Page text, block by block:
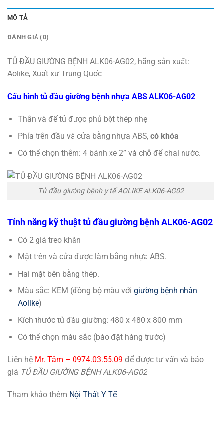
MÔ TẢ
ĐÁNH GIÁ (0)
TỦ ĐẦU GIƯỜNG BỆNH ALK06-AG02, hãng sản xuất:
Aolike, Xuất xứ Trung Quốc
Cấu hình tủ đầu giường bệnh nhựa ABS ALK06-AG02
Thân và đế tủ được phủ bột thép nhẹ
Phía trên đầu và cửa bằng nhựa ABS, có khóa
Có thể chọn thêm: 4 bánh xe 2” và chỗ để chai nước.
Tủ đầu giường bệnh y tế AOLIKE ALK06-AG02
Tính năng kỹ thuật tủ đầu giường bệnh ALK06-AG02
Có 2 giá treo khăn
Mặt trên và cửa được làm bằng nhựa ABS.
Hai mặt bên bằng thép.
Màu sắc: KEM (đồng bộ màu với giường bệnh nhân
Aolike)
Kích thước tủ đầu giường: 480 x 480 x 800 mm
Có thể chọn màu sắc (báo đặt hàng trước)
Liên hệ Mr. Tâm – 0974.03.55.09 để được tư vấn và báo
giá TỦ ĐẦU GIƯỜNG BỆNH ALK06-AG02
Tham khảo thêm Nội Thất Y Tế